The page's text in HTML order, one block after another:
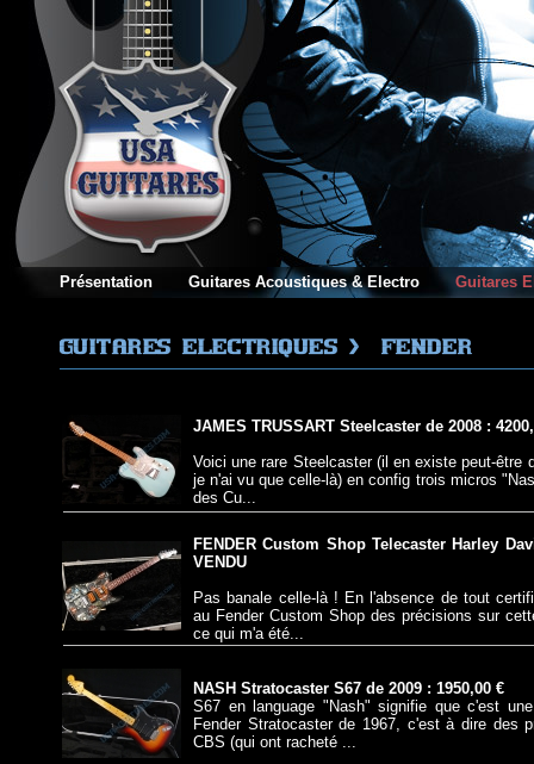
Présentation Guitares Acoustiques & Electro Guitares
JAMES TRUSSART Steelcaster de 2008 :
Voici une rare Steelcaster (il en existe peut-être
je n'ai vu que celle-là) en config trois micros
des Cu...
FENDER Custom Shop Telecaster Harley
VENDU
Pas banale celle-là ! En l'absence de tout
au Fender Custom Shop des précisions sur
ce qui m'a été...
NASH Stratocaster S67 de 2009 : 1950,00 €
S67 en language "Nash" signifie que c'est
Fender Stratocaster de 1967, c'est à dire des
CBS (qui ont racheté ...